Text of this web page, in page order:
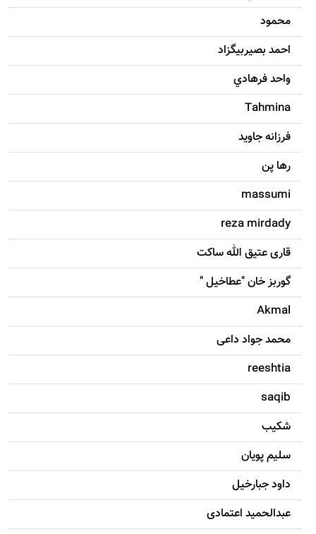
محمود
احمد بصيربيگزاد
واحد فرهادي
Tahmina
فرزانه جاويد
رها پن
massumi
reza mirdady
قاری عتیق الله ساکت
گوربز خان "عطاخیل "
Akmal
محمد جواد داعی
reeshtia
saqib
شکيب
سليم پویان
داود جبارخیل
عبدالحمید اعتمادی